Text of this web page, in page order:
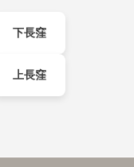
下長窪
上長窪